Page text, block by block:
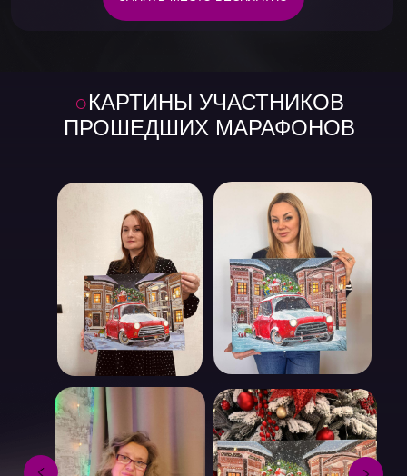
○КАРТИНЫ УЧАСТНИКОВ
ПРОШЕДШИХ МАРАФОНОВ